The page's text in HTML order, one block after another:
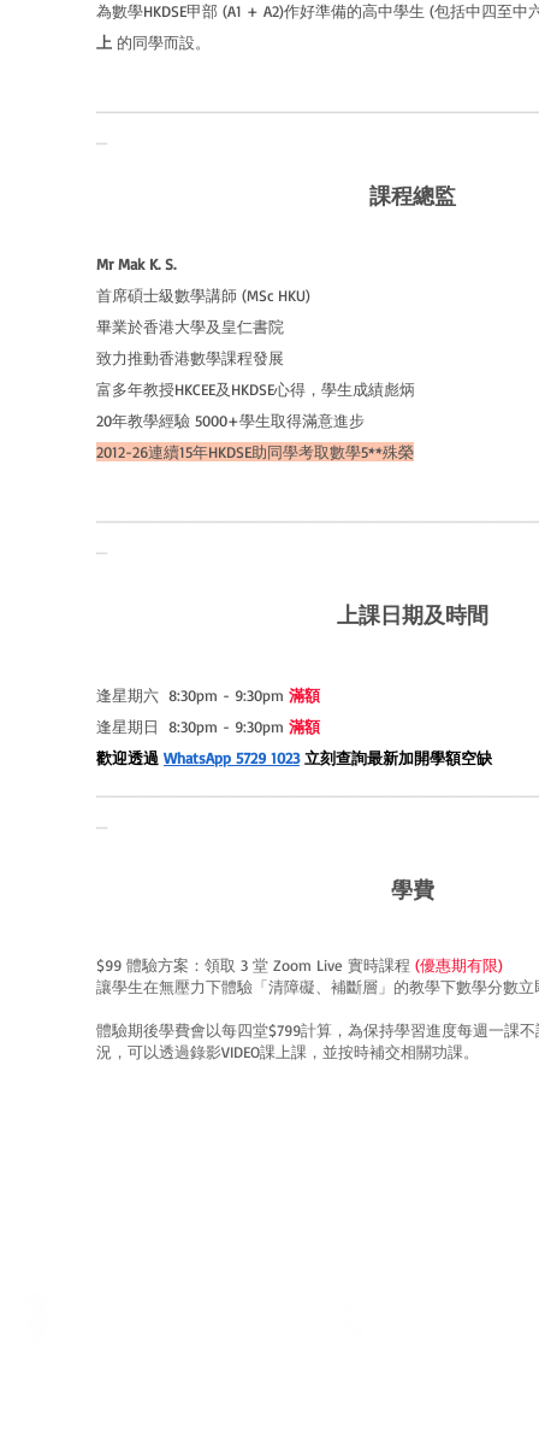
為數學HKDSE甲部 (A1 + A2)作好準備的高中學生 (包括中四至中
上 的同學而設。
課程總監
Mr Mak K. S.
首席碩士級數學講師 (MSc HKU)
畢業於香港大學及皇仁書院
致力推動香港數學課程發展
富多年教授HKCEE及HKDSE心得，學生成績彪炳
20年教學經驗 5000+學生取得滿意進步
2012-26連續15年HKDSE助同學考取數學5**殊榮
上課日期及時間
逢星期六 8:30pm - 9:30pm 滿額
逢星期日 8:30pm - 9:30pm 滿額
​​歡迎透過 WhatsApp 5729 1023立刻查詢最新加開學額空缺
學費
$99 體驗方案：領取 3 堂 Zoom Live 實時課程 (優惠期有限)
讓學生在無壓力下體驗「清障礙、補斷層」的教學下數學分數立
體驗期後學費會以每四堂$799計算，為保持學習進度每週一課
況，可以透過錄影VIDEO課上課，並按時補交相關功課。